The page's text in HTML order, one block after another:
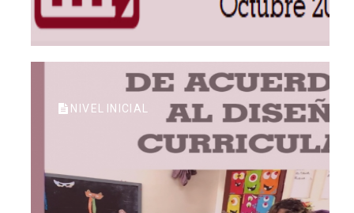
NIVEL INICIAL